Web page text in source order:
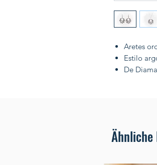
Aretes
Estilo
De